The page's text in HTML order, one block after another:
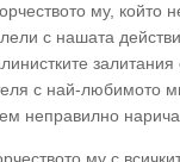
му,
с нашата
с най-любимото
неправилно